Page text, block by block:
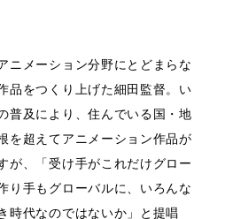
ニメーション分野にとどまらな
品をつくり上げた細田監督。い
普及により、住んでいる国・地
を超えてアニメーション作品が
が、「受け手がこれだけグロー
り手もグローバルに、いろんな
時代なのではないか」と提唱